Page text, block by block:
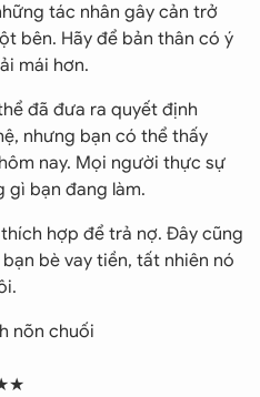
tác nhân gây cản trở
bên. Hãy để bản thân có ý
mái hơn.
đã đưa ra quyết định
nhưng bạn có thể thấy
nay. Mọi người thực sự
gì bạn đang làm.
hợp để trả nợ. Đây cũng
bè vay tiền, tất nhiên nó
nõn chuối